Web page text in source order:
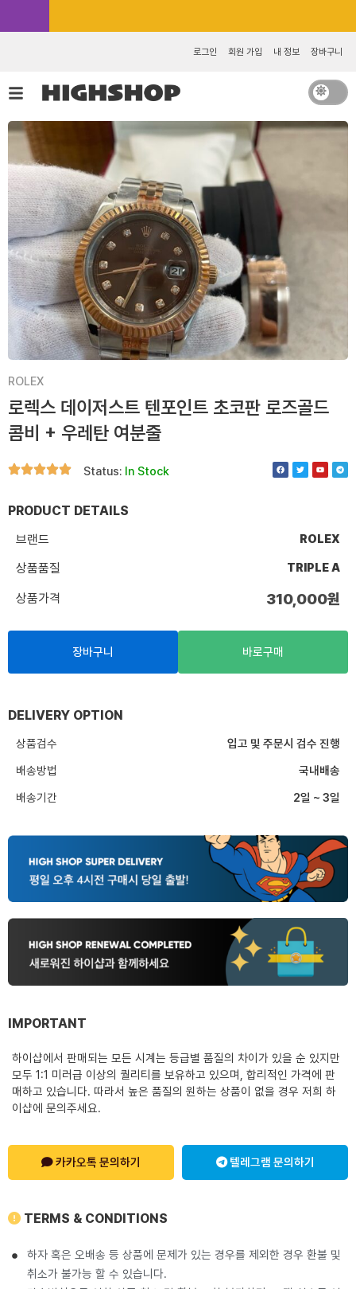
건
너
뛰
로그인 회원 가입 내 정보 장바구니
ROLEX
로렉스 데이저스트 텐포인트 초코판 로즈골드
콤비 + 우레탄 여분줄
Status: In Stock
F
a
c
T
w
i
Y
o
u
T
e
l
PRODUCT DETAILS
브랜드
ROLEX
상품품질 TRIPLE A
상품가격 310,000원
장바구니 바로구매
DELIVERY OPTION
상품검수
입고 및 주문시 검수 진행
배송방법
국내배송
배송기간
2일 ~ 3일
IMPORTANT
하이샵에서 판매되는 모든 시계는 등급별 품질의 차이가 있을 순 있지만
모두 1:1 미러급 이상의 퀄리티를 보유하고 있으며, 합리적인 가격에 판
매하고 있습니다. 따라서 높은 품질의 원하는 상품이 없을 경우 저희 하
이샵에 문의주세요.
카카오톡 문의하기 텔레그램 문의하기
TERMS & CONDITIONS
하자 혹은 오배송 등 상품에 문제가 있는 경우를 제외한 경우 환불 및
취소가 불가능 할 수 있습니다.